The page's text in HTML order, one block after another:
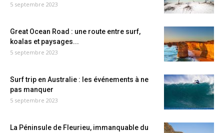
5 septembre 2023
Great Ocean Road : une route entre surf,
koalas et paysages...
5 septembre 2023
Surf trip en Australie : les événements à ne
pas manquer
5 septembre 2023
La Péninsule de Fleurieu, immanquable du